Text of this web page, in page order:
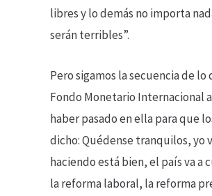
libres y lo demás no importa
serán terribles”.
Pero sigamos la secuencia de
Fondo Monetario Internacional
haber pasado en ella para que
dicho: Quédense tranquilos, yo
haciendo está bien, el país va a
la reforma laboral, la reforma